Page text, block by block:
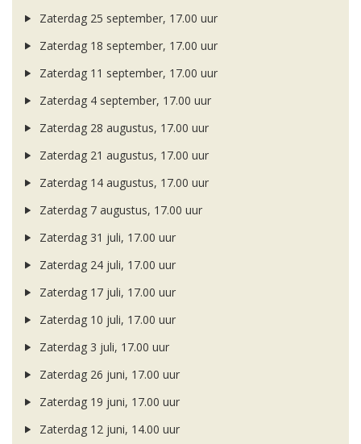
Zaterdag 25 september, 17.00 uur
Zaterdag 18 september, 17.00 uur
Zaterdag 11 september, 17.00 uur
Zaterdag 4 september, 17.00 uur
Zaterdag 28 augustus, 17.00 uur
Zaterdag 21 augustus, 17.00 uur
Zaterdag 14 augustus, 17.00 uur
Zaterdag 7 augustus, 17.00 uur
Zaterdag 31 juli, 17.00 uur
Zaterdag 24 juli, 17.00 uur
Zaterdag 17 juli, 17.00 uur
Zaterdag 10 juli, 17.00 uur
Zaterdag 3 juli, 17.00 uur
Zaterdag 26 juni, 17.00 uur
Zaterdag 19 juni, 17.00 uur
Zaterdag 12 juni, 14.00 uur